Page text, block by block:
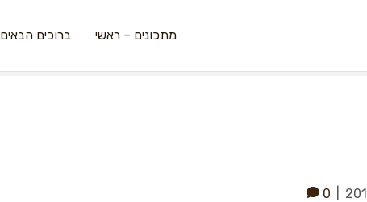
מתכונים – ראשי ברוכים הבאים
0